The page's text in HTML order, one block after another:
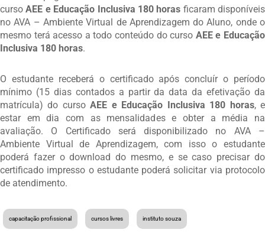
cursoAEE e Educação Inclusiva 180 horas ficaram disponíveis
no AVA – Ambiente Virtual de Aprendizagem do Aluno, onde o
mesmo terá acesso a todo conteúdo do curso AEE e Educação
Inclusiva 180 horas.
O estudante receberá o certificado após concluír o período
mínimo (15 dias contados a partir da data da efetivação da
matrícula) do cursoAEE e Educação Inclusiva 180 horas, e
estar em dia com as mensalidades e obter a média na
avaliação. O Certificado será disponibilizado no AVA –
Ambiente Virtual de Aprendizagem, com isso o estudante
poderá fazer o download do mesmo, e se caso precisar do
certificado impresso o estudante poderá solicitar via protocolo
de atendimento.
capacitação profissional cursos livres instituto souza